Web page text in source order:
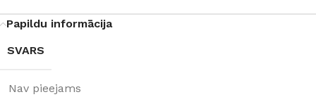
Papildu informācija
SVARS
Nav pieejams